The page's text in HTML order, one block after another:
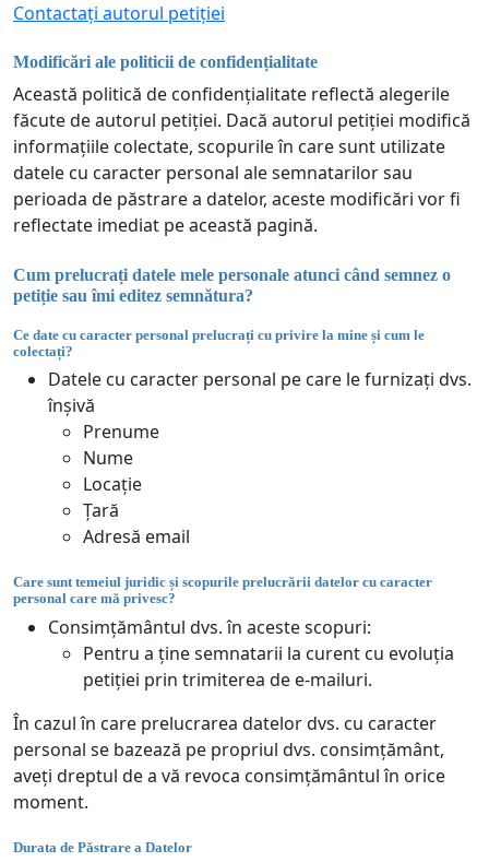
Contactați autorul petiției
Modificări ale politicii de confidențialitate
Această politică de confidențialitate reflectă alegerile
făcute de autorul petiției. Dacă autorul petiției modifică
informațiile colectate, scopurile în care sunt utilizate
datele cu caracter personal ale semnatarilor sau
perioada de păstrare a datelor, aceste modificări vor fi
reflectate imediat pe această pagină.
Cum prelucrați datele mele personale atunci când semnez o
petiție sau îmi editez semnătura?
Ce date cu caracter personal prelucrați cu privire la mine și cum le
colectați?
Datele cu caracter personal pe care le furnizați dvs.
înșivă
Prenume
Nume
Locație
Țară
Adresă email
Care sunt temeiul juridic și scopurile prelucrării datelor cu caracter
personal care mă privesc?
Consimțământul dvs. în aceste scopuri:
Pentru a ține semnatarii la curent cu evoluția
petiției prin trimiterea de e-mailuri.
În cazul în care prelucrarea datelor dvs. cu caracter
personal se bazează pe propriul dvs. consimțământ,
aveți dreptul de a vă revoca consimțământul în orice
moment.
Durata de Păstrare a Datelor